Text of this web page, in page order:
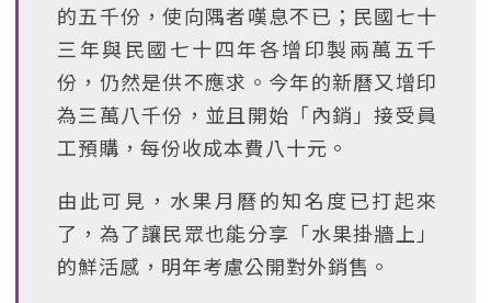
的五千份，使向隅者嘆息不已；民國七十
三年與民國七十四年各增印製兩萬五千
份，仍然是供不應求。今年的新曆又增印
為三萬八千份，並且開始「內銷」接受員
工預購，每份收成本費八十元。
由此可見，水果月曆的知名度已打起來
了，為了讓民眾也能分享「水果掛牆上」
的鮮活感，明年考慮公開對外銷售。